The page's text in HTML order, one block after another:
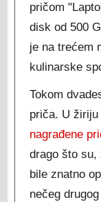
pričom
disk od 500
je na trećem
kulinarske
Tokom
priča. U
nagrađene
drago što su,
bile znatno
nečeg